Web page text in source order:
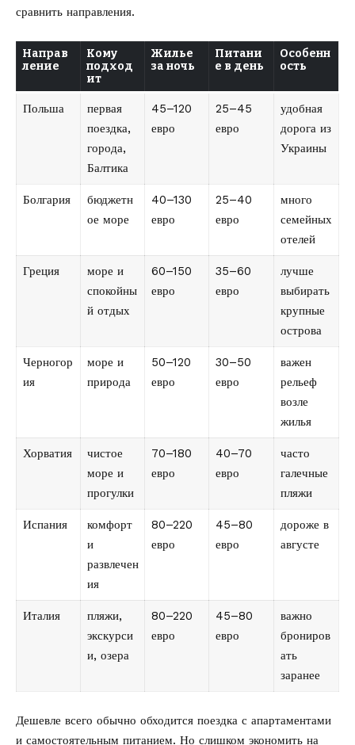
сравнить направления.
Направ
ление
Кому
подход
ит
Жилье
за ночь
Питани
е в день
Особенн
ость
Польша
первая
поездка,
города,
Балтика
45–120
евро
25–45
евро
удобная
дорога из
Украины
Болгария
бюджетн
ое море
40–130
евро
25–40
евро
много
семейных
отелей
Греция
море и
спокойны
й отдых
60–150
евро
35–60
евро
лучше
выбирать
крупные
острова
Черногор
ия
море и
природа
50–120
евро
30–50
евро
важен
рельеф
возле
жилья
Хорватия
чистое
море и
прогулки
70–180
евро
40–70
евро
часто
галечные
пляжи
Испания
комфорт
и
развлечен
ия
80–220
евро
45–80
евро
дороже в
августе
Италия
пляжи,
экскурси
и, озера
80–220
евро
45–80
евро
важно
брониров
ать
заранее
Дешевле всего обычно обходится поездка с апартаментами
и самостоятельным питанием. Но слишком экономить на